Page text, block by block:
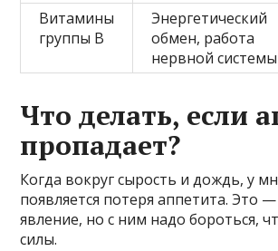
Витамины
группы B
Энергетический
обмен, работа
нервной системы
Что делать, если
пропадает?
Когда вокруг сырость и дождь, у
появляется потеря аппетита. Это
явление, но с ним надо бороться,
силы.